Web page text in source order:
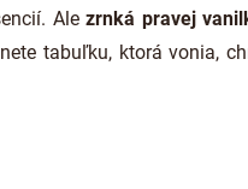
Alezrnká pravej
tabuľku, ktorá vonia,